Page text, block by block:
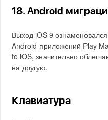
18. Android
Выход iOS 9
Android-приложений Play
to iOS, значительно
на другую.
Клавиатура